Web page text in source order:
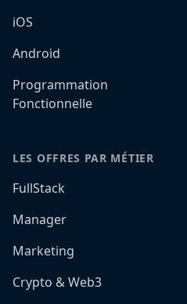
iOS
Android
Programmation
Fonctionnelle
LES OFFRES PAR MÉTIER
FullStack
Manager
Marketing
Crypto & Web3